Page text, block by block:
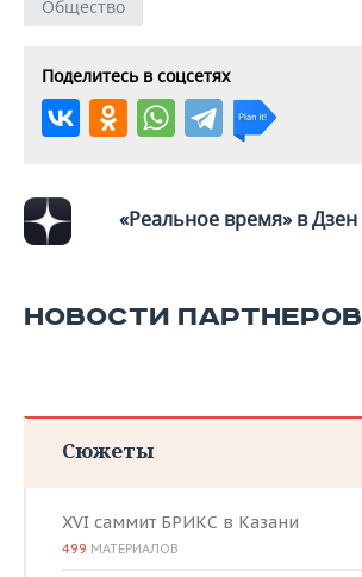
ВОДНЫЕ ВИДЫ СПОРТА
ХОККЕЙ С МЯЧОМ
ОБРАЗОВАНИЕ
ПРОИСШЕСТВИЯ
Общество
Поделитесь в соцсетях
«Реальное время» в Дзен
НОВОСТИ ПАРТНЕРОВ
Сюжеты
XVI саммит БРИКС в Казани
499 МАТЕРИАЛОВ